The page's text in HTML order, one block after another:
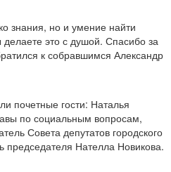
знания, но и умение найти
это с душой. Спасибо за
к собравшимся Александр
почетные гости: Наталья
по социальным вопросам,
Совета депутатов городского
председателя Нателла Новикова.